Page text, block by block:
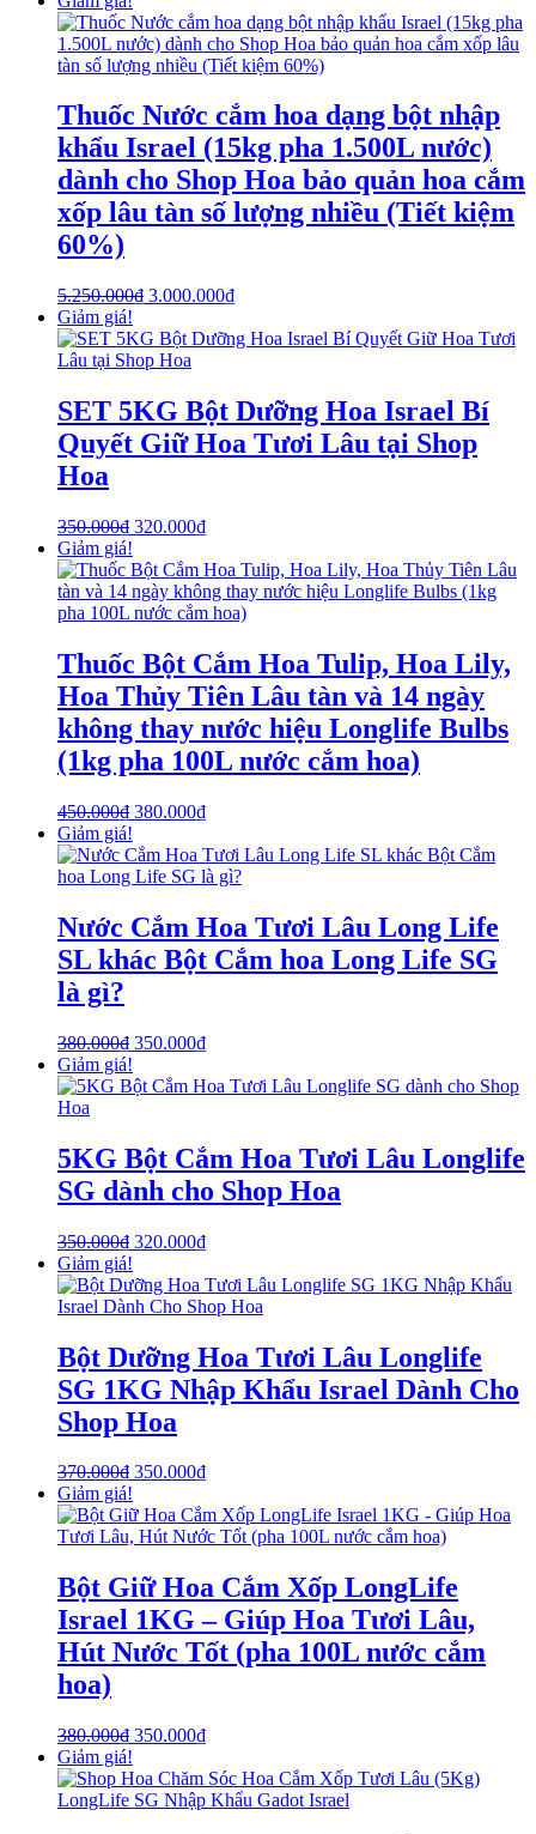
Thuốc Nước cắm hoa dạng bột nhập
khẩu Israel (15kg pha 1.500L nước)
dành cho Shop Hoa bảo quản hoa cắm
xốp lâu tàn số lượng nhiều (Tiết kiệm
60%)
5.250.000₫ 3.000.000₫
Giảm giá!
SET 5KG Bột Dưỡng Hoa Israel Bí
Quyết Giữ Hoa Tươi Lâu tại Shop
Hoa
350.000₫ 320.000₫
Giảm giá!
Thuốc Bột Cắm Hoa Tulip, Hoa Lily,
Hoa Thủy Tiên Lâu tàn và 14 ngày
không thay nước hiệu Longlife Bulbs
(1kg pha 100L nước cắm hoa)
450.000₫ 380.000₫
Giảm giá!
Nước Cắm Hoa Tươi Lâu Long Life
SL khác Bột Cắm hoa Long Life SG
là gì?
380.000₫ 350.000₫
Giảm giá!
5KG Bột Cắm Hoa Tươi Lâu Longlife
SG dành cho Shop Hoa
350.000₫ 320.000₫
Giảm giá!
Bột Dưỡng Hoa Tươi Lâu Longlife
SG 1KG Nhập Khẩu Israel Dành Cho
Shop Hoa
370.000₫ 350.000₫
Giảm giá!
Bột Giữ Hoa Cắm Xốp LongLife
Israel 1KG – Giúp Hoa Tươi Lâu,
Hút Nước Tốt (pha 100L nước cắm
hoa)
380.000₫ 350.000₫
Giảm giá!